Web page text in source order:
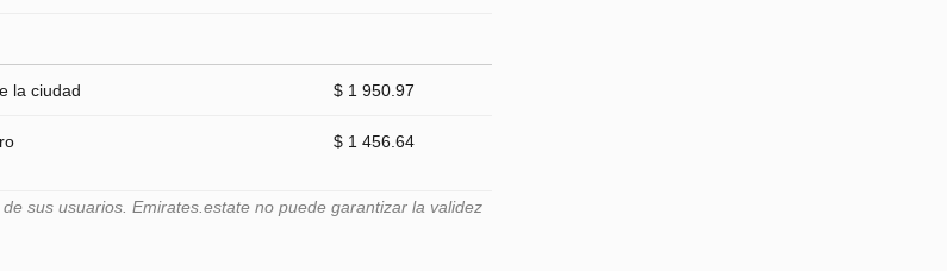
la ciudad $ 1 950.97
$ 1 456.64
sus usuarios. Emirates.estate no puede garantizar la validez